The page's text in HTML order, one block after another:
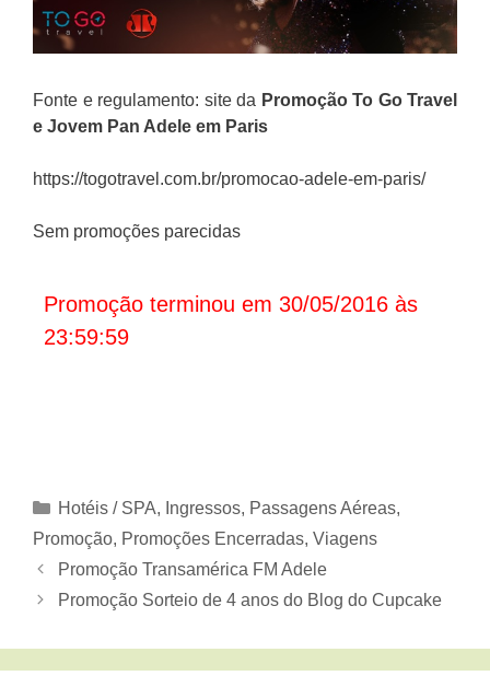
Fonte e regulamento: site da Promoção To Go Travel
e Jovem Pan Adele em Paris
https://togotravel.com.br/promocao-adele-em-paris/
Sem promoções parecidas
Promoção terminou em 30/05/2016 às
23:59:59
Categorias
Hotéis / SPA, Ingressos, Passagens Aéreas,
Promoção, Promoções Encerradas, Viagens
Promoção Transamérica FM Adele
Promoção Sorteio de 4 anos do Blog do Cupcake